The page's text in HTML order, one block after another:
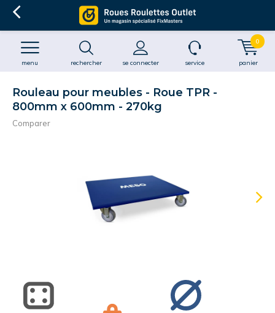
rechercher se connecter
menu service panier
0
Rouleau pour meubles - Roue TPR -
800mm x 600mm - 270kg
Comparer